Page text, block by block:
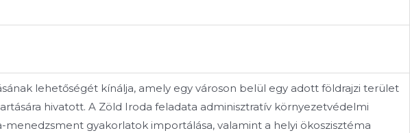
lehetőségét kínálja, amely egy városon belül egy adott földrajzi terület
hivatott. A Zöld Iroda feladata adminisztratív környezetvédelmi
menedzsment gyakorlatok importálása, valamint a helyi ökoszisztéma